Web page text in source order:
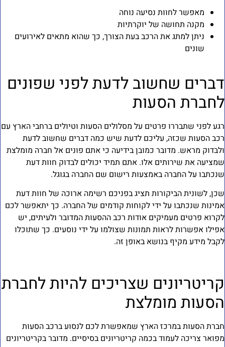
מאפשר לחוות נסיעה נוחה
מקנה תחושה של יוקרתיות
ניתן למתג את הרכב בעת הצורך, כך שהוא מתאים לאירועים
שונים
שחשוב לדעת לפני שפונים
הסעות
לפני שתבררו פרטים על מסלולים הסעות וטיולים ברחבי הארץ עם
הסעות שכזה, עליכם לדעת שיש כמה דברים שחשוב לדעת
מראש. מדובר כמובן בידיעה כי אתם פונים אל חברה מומלצת
את שירותים אלו. אתם תמיד יכולים לבדוק חוות דעת
על החברה באמצעות רישום שם החברה בגוגל.
לשונית הביקורות תציג בפניכם רשימה ארוכה של חוות דעת
שנכתבו על ידי לקוחות קודמים של החברה. כך יתאפשר לכם
פרטים מעמיקים אודות רכב ההסעות המדובר ולעיתים, יש
אפשרות לראות תמונות שצולמו על ידי נוסעים. כך שתוכלו
מידע מקיף בנושא באופן זה.
שצריכים להיות לחברת
מומלצת
הסעות במרכז הארץ שמאפשרת לכם לנסוע ברכב הסעות
צריכה לעמוד בכמה קריטריונים בסיסיים. מדובר בקריטריונים